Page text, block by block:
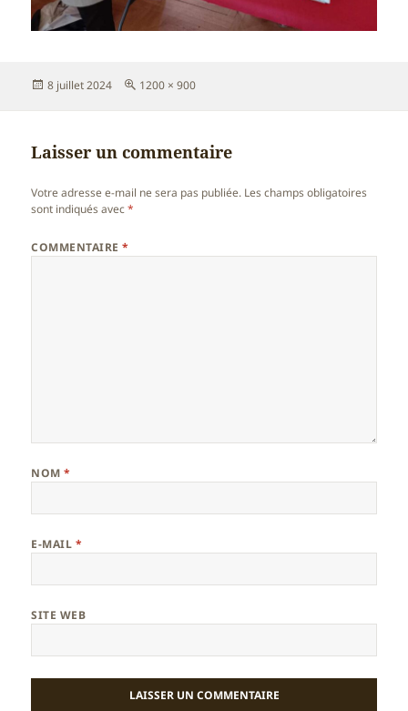
Publié
8 juillet 2024
Taille
1200 × 900
Laisser un commentaire
Votre adresse e-mail ne sera pas publiée. Les champs obligatoires
sont indiqués avec*
COMMENTAIRE*
NOM*
E-MAIL *
SITE WEB